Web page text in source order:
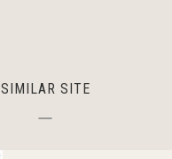
SIMILAR SITE